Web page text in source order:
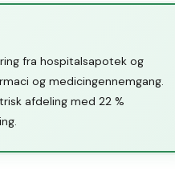
fra hospitalsapotek og
og medicingennemgang.
afdeling med 22 %